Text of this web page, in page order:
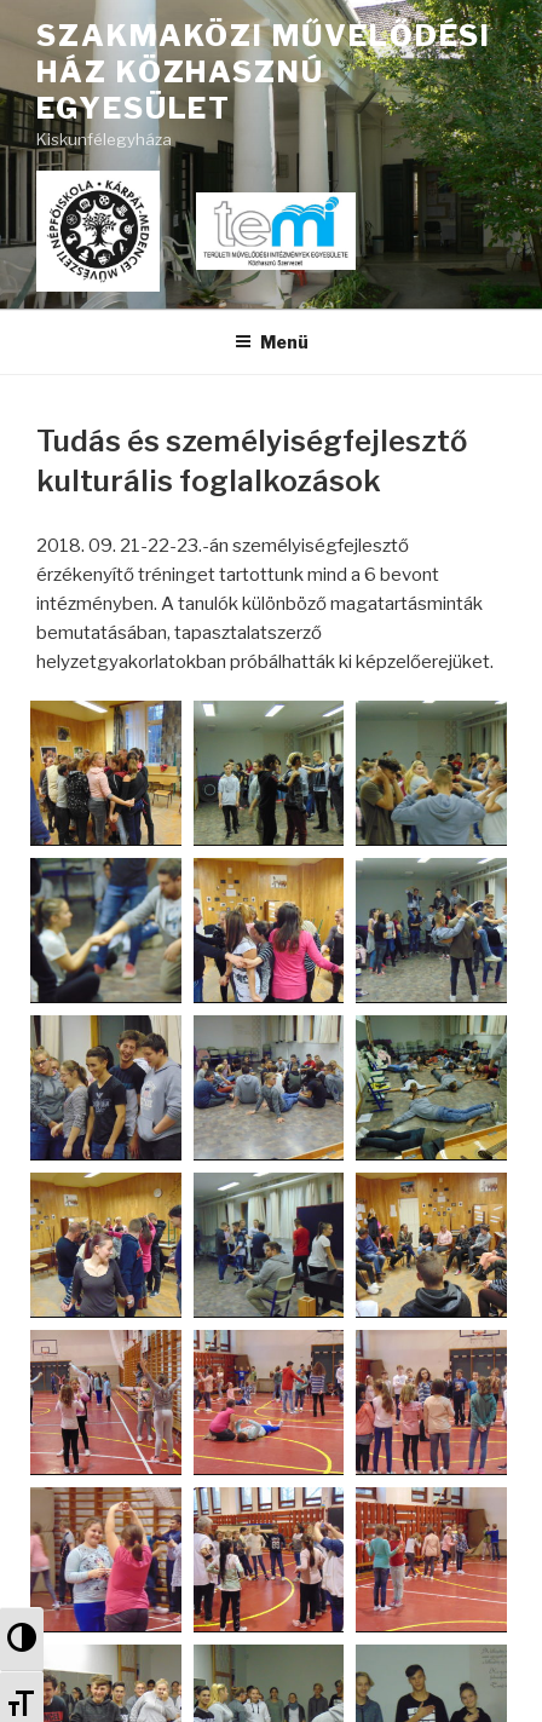
Nagy kontraszt váltása
Betűméret váltása
Tartalomhoz
SZAKMAKÖZI MŰVELŐDÉSI
HÁZ KÖZHASZNÚ
EGYESÜLET
Kiskunfélegyháza
Menü
Tudás és személyiségfejlesztő
kulturális foglalkozások
2018. 09. 21-22-23.-án személyiségfejlesztő
érzékenyítő tréninget tartottunk mind a 6 bevont
intézményben. A tanulók különböző magatartásminták
bemutatásában, tapasztalatszerző
helyzetgyakorlatokban próbálhatták ki képzelőerejüket.